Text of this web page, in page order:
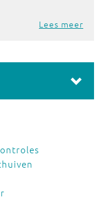
Lees meer